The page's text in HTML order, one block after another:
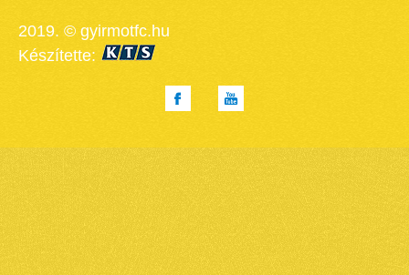
2019. © gyirmotfc.hu
Készítette: